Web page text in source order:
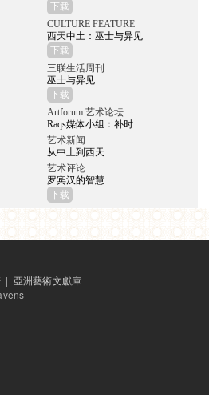
下载
CULTURE FEATURE
西天中土：巫士与异见
下载
三联生活周刊
巫士与异见
下载
Artforum 艺术论坛
Raqs媒体小组：补时
艺术新闻
从中土到西天
艺术评论
罗宾汉的智慧
下载
典藏‧今藝術
西天中土：從中印思想交
匯到西方的現代
张颂仁：从印度取反抗西
| 亞洲藝術文獻庫